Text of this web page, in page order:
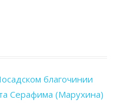
благочинии
Серафима (Марухина)